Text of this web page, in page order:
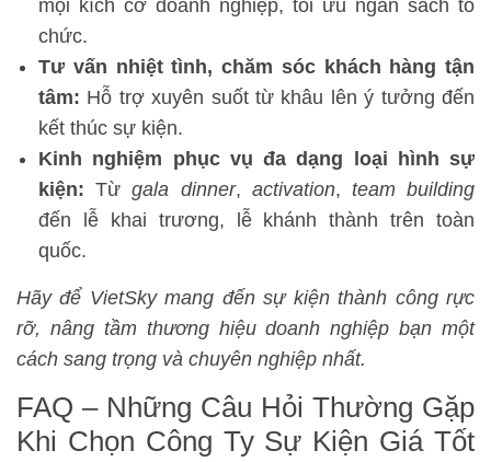
mọi kích cỡ doanh nghiệp, tối ưu ngân sách tổ
chức.
Tư vấn nhiệt tình, chăm sóc khách hàng tận
tâm: Hỗ trợ xuyên suốt từ khâu lên ý tưởng đến
kết thúc sự kiện.
Kinh nghiệm phục vụ đa dạng loại hình sự
kiện: Từgala dinner, activation, team building
đến lễ khai trương, lễ khánh thành trên toàn
quốc.
Hãy để VietSky mang đến sự kiện thành công rực
rỡ, nâng tầm thương hiệu doanh nghiệp bạn một
cách sang trọng và chuyên nghiệp nhất.
FAQ – Những Câu Hỏi Thường Gặp
Khi Chọn Công Ty Sự Kiện Giá Tốt